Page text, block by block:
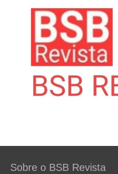
Sobre o BSB Revista